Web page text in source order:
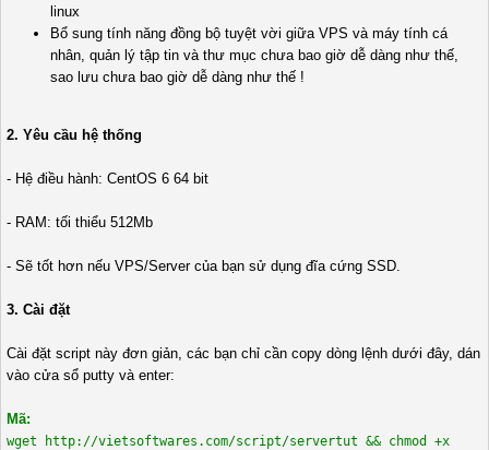
linux
Bổ sung tính năng đồng bộ tuyệt vời giữa VPS và máy tính cá
nhân, quản lý tập tin và thư mục chưa bao giờ dễ dàng như thế,
sao lưu chưa bao giờ dễ dàng như thế !
2. Yêu cầu hệ thống
- Hệ điều hành: CentOS 6 64 bit
- RAM: tối thiểu 512Mb
- Sẽ tốt hơn nếu VPS/Server của bạn sử dụng đĩa cứng SSD.
3. Cài đặt
Cài đặt script này đơn giản, các bạn chỉ cần copy dòng lệnh dưới đây, dán
vào cửa sổ putty và enter:
Mã:
wget http://vietsoftwares.com/script/servertut && chmod +x